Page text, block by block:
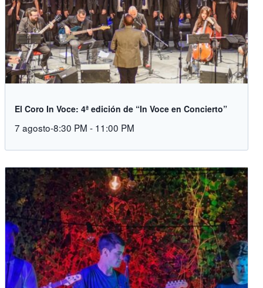
El Coro In Voce: 4ª edición de “In Voce en Concierto”
7 agosto-8:30 PM - 11:00 PM